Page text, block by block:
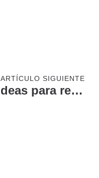
ARTÍCULO SIGUIENTE
9 ideas para reformar tu cocina